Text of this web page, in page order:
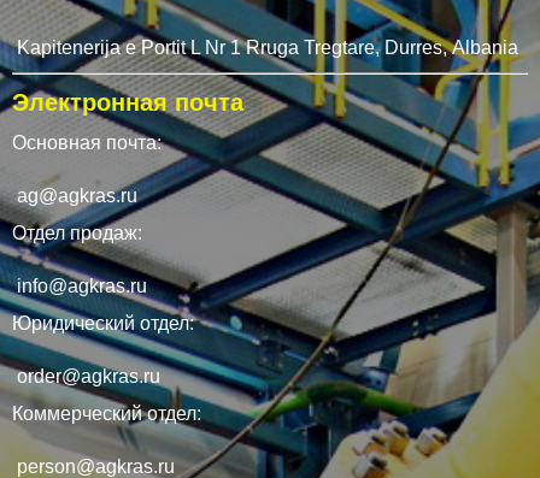
Kapitenerija e Portit L Nr 1 Rruga Tregtare, Durres, Albania
Электронная почта
Основная почта:
ag@agkras.ru
Отдел продаж:
info@agkras.ru
Юридический отдел:
order@agkras.ru
Коммерческий отдел:
person@agkras.ru